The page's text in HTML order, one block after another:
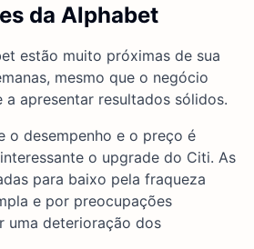
da Alphabet
estão muito próximas de sua
mesmo que o negócio
a apresentar resultados sólidos.
o desempenho e o preço é
o upgrade do Citi. As
para baixo pela fraqueza
e por preocupações
uma deterioração dos